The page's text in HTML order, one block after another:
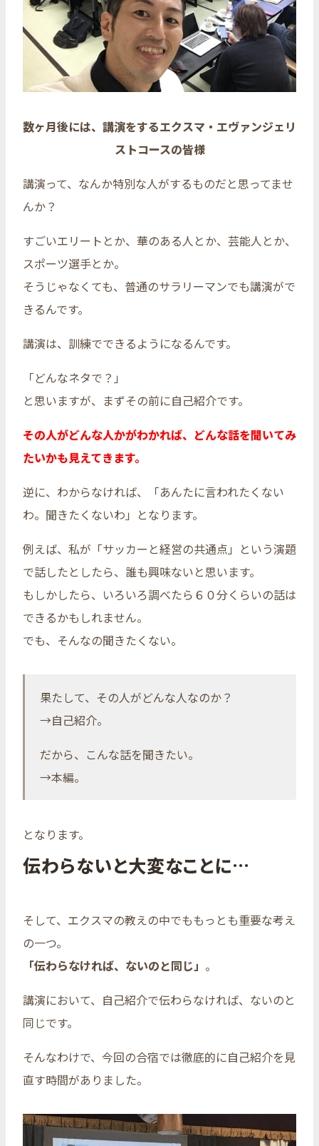
数ヶ月後には、講演をするエクスマ・エヴァンジェリ
ストコースの皆様
講演って、なんか特別な人がするものだと思ってませ
んか？
すごいエリートとか、華のある人とか、芸能人とか、
スポーツ選手とか。
そうじゃなくても、普通のサラリーマンでも講演がで
きるんです。
講演は、訓練でできるようになるんです。
「どんなネタで？」
と思いますが、まずその前に自己紹介です。
その人がどんな人かがわかれば、どんな話を聞いてみ
たいかも見えてきます。
逆に、わからなければ、「あんたに言われたくない
わ。聞きたくないわ」となります。
例えば、私が「サッカーと経営の共通点」という演題
で話したとしたら、誰も興味ないと思います。
もしかしたら、いろいろ調べたら６０分くらいの話は
できるかもしれません。
でも、そんなの聞きたくない。
果たして、その人がどんな人なのか？
→自己紹介。
だから、こんな話を聞きたい。
→本編。
となります。
伝わらないと大変なことに…
そして、エクスマの教えの中でももっとも重要な考え
の一つ。
「伝わらなければ、ないのと同じ」 。
講演において、自己紹介で伝わらなければ、ないのと
同じです。
そんなわけで、今回の合宿では徹底的に自己紹介を見
直す時間がありました。